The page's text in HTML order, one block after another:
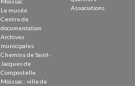
Le musée
Centre de
documentation
Archives
municipales
Chemins de Saint-
Jacques de
Compostelle
Moissac : ville de
Associations